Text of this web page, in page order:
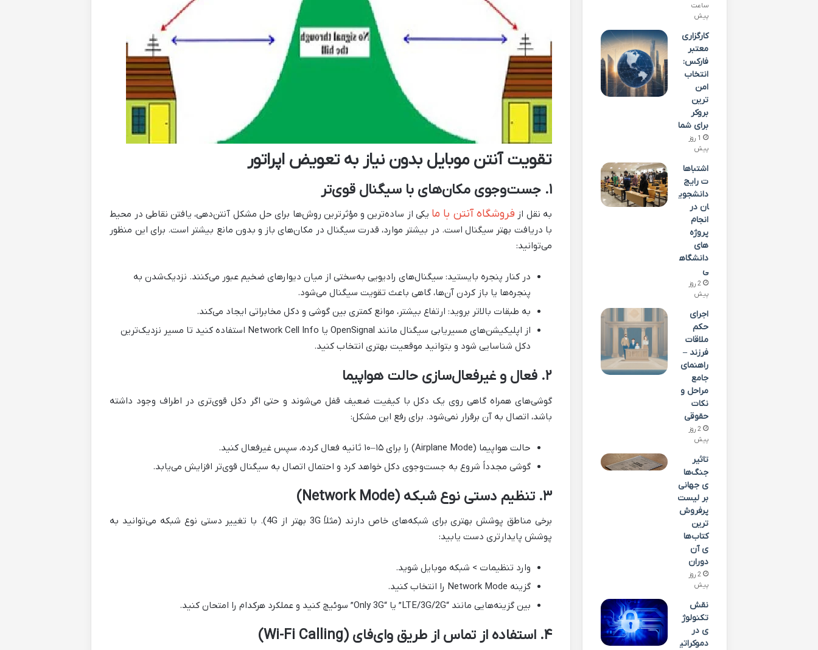
تقویت آنتن موبایل بدون نیاز به تعویض اپراتور
۱. جست‌وجوی مکان‌های با سیگنال قوی‌تر
به نقل از فروشگاه آنتن با ما یکی از ساده‌ترین و مؤثرترین روش‌ها برای حل مشکل آنتن‌دهی، یافتن نقاطی در محیط
با دریافت بهتر سیگنال است. در بیشتر موارد، قدرت سیگنال در مکان‌های باز و بدون مانع بیشتر است. برای این منظور
می‌توانید:
در کنار پنجره بایستید: سیگنال‌های رادیویی به‌سختی از میان دیوارهای ضخیم عبور می‌کنند. نزدیک‌شدن به
پنجره‌ها یا باز کردن آن‌ها، گاهی باعث تقویت سیگنال می‌شود.
به طبقات بالاتر بروید: ارتفاع بیشتر، موانع کمتری بین گوشی و دکل مخابراتی ایجاد می‌کند.
از اپلیکیشن‌های مسیریابی سیگنال مانند OpenSignal یا Network Cell Info استفاده کنید تا مسیر نزدیک‌ترین
دکل شناسایی شود و بتوانید موقعیت بهتری انتخاب کنید.
۲. فعال و غیرفعال‌سازی حالت هواپیما
گوشی‌های همراه گاهی روی یک دکل با کیفیت ضعیف قفل می‌شوند و حتی اگر دکل قوی‌تری در اطراف وجود داشته
باشد، اتصال به آن برقرار نمی‌شود. برای رفع این مشکل:
حالت هواپیما (Airplane Mode) را برای ۱۵–۱۰ ثانیه فعال کرده، سپس غیرفعال کنید.
گوشی مجدداً شروع به جست‌وجوی دکل خواهد کرد و احتمال اتصال به سیگنال قوی‌تر افزایش می‌یابد.
۳. تنظیم دستی نوع شبکه (Network Mode)
برخی مناطق پوشش بهتری برای شبکه‌های خاص دارند (مثلاً 3G بهتر از 4G). با تغییر دستی نوع شبکه می‌توانید به
پوشش پایدارتری دست یابید:
وارد تنظیمات > شبکه موبایل شوید.
گزینه Network Mode را انتخاب کنید.
بین گزینه‌هایی مانند “LTE/3G/2G” یا “Only 3G” سوئیچ کنید و عملکرد هرکدام را امتحان کنید.
۴. استفاده از تماس از طریق وای‌فای (Wi-Fi Calling)
ساعت
پیش
کارگزاری
معتبر
فارکس:
انتخاب
امن
ترین
بروکر
برای شما
1 روز
پیش
اشتباها
ت رایج
دانشجوی
ان در
انجام
پروژه
های
دانشگاه
ی
2 روز
پیش
اجرای
حکم
ملاقات
فرزند –
راهنمای
جامع
مراحل و
نکات
حقوقی
2 روز
پیش
تاثیر
جنگ‌ها
ی جهانی
بر لیست
پرفروش‌
ترین
کتاب‌ها
ی آن
دوران
2 روز
پیش
نقش
تکنولوژ
ی در
دموکراتی